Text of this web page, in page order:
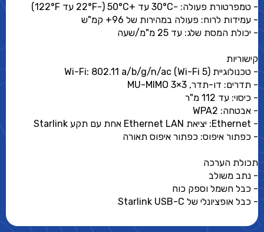
- טמפרטורת פעולה: -30°C עד +50°C (-22°F עד 122°F)
- עמידות לרוח: פעולה במהירות של 96+ קמ"ש
- יכולת המסת שלג: עד 25 מ"מ/שעה
קישוריות
- טכנולוגיית Wi-Fi: 802.11 a/b/g/n/ac (Wi-Fi 5)
- תדרים: דו-תדר, 3×3 MU-MIMO
- כיסוי: עד 112 מ"ר
- אבטחה: WPA2
- Ethernet: יציאת Ethernet LAN אחת עם תקע Starlink
- כפתור איפוס: כפתור איפוס תאורה
תכולת הערכה
- נתב משולב
- כבל חשמל וספק כוח
- כבל אופציונלי של Starlink USB-C